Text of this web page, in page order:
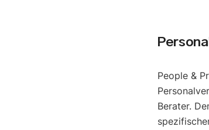
People &
Berater.